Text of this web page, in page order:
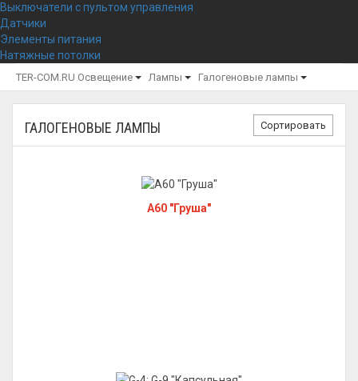
Выключатели с пультом управления
Датчики
Элементы питания
Натяжные потолки
TER-COM.RU Освещение Лампы Галогеновые лампы
ГАЛОГЕНОВЫЕ ЛАМПЫ Сортировать
A60 "Груша"